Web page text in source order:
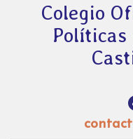
Colegio
Políticas